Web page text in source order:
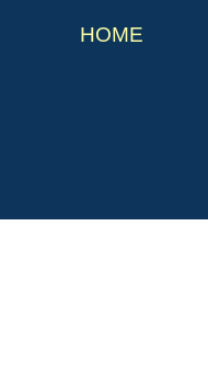
HOME